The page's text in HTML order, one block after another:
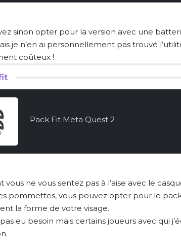
sinon opter pour la version avec une
je n’en ai personnellement pas trouvé
coûteux !
Pack Fit Meta Quest 2
vous ne vous sentez pas à l’aise avec le
pommettes, vous pouvez opter pour le
la forme de votre visage.
pas eu besoin mais certains joueurs avec qui